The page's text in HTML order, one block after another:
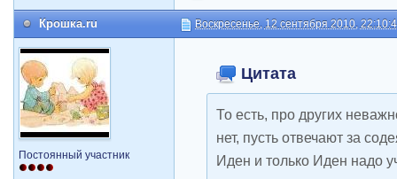
Крошка.ru Воскресенье, 12 сентября 2010,
Постоянный участник
Цитата
То есть, про других
нет, пусть отвечают за
Иден и только Иден надо